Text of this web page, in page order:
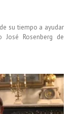
su tiempo a ayudar
Rosenberg de